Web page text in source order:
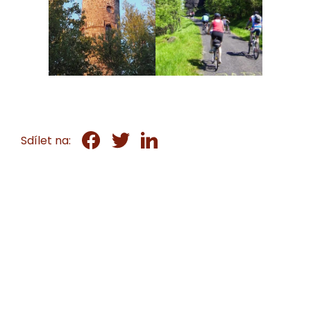
Sdílet na: